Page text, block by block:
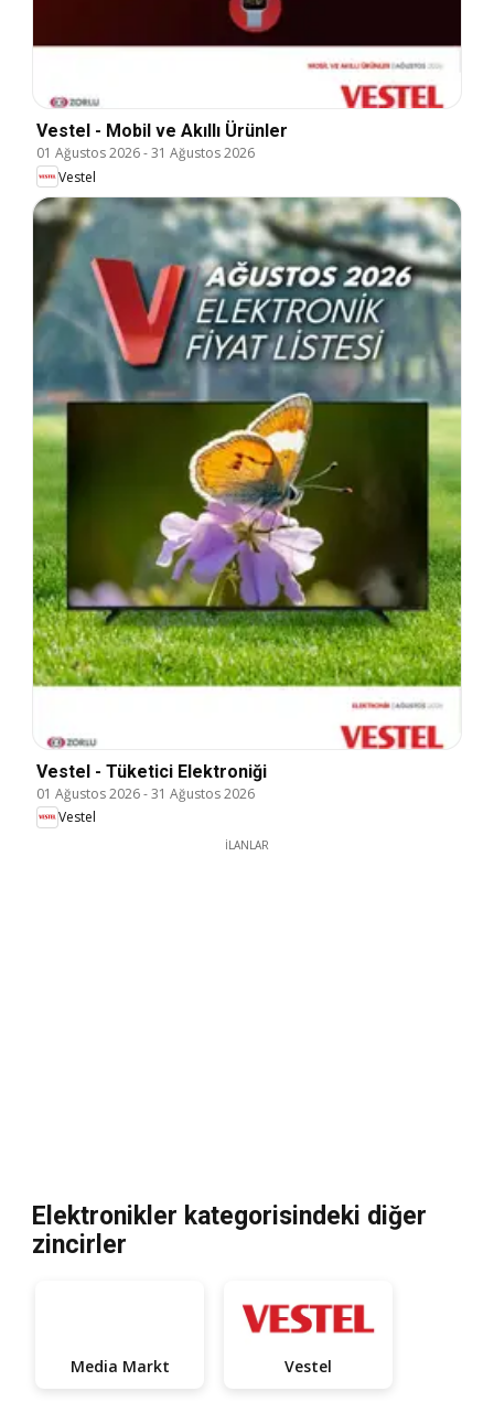
Vestel - Mobil ve Akıllı Ürünler
01 Ağustos 2026-31 Ağustos 2026
Vestel
Vestel - Tüketici Elektroniği
01 Ağustos 2026-31 Ağustos 2026
Vestel
İLANLAR
Elektronikler kategorisindeki diğer
zincirler
Media Markt Vestel